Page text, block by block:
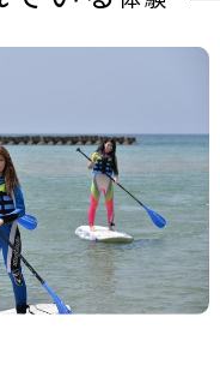
丹後ナ
日限定
ルコ
し「木
後ナビ